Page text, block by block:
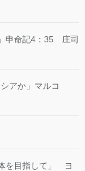
申命記4：35 庄司
アか」マルコ
を目指して」 ヨ